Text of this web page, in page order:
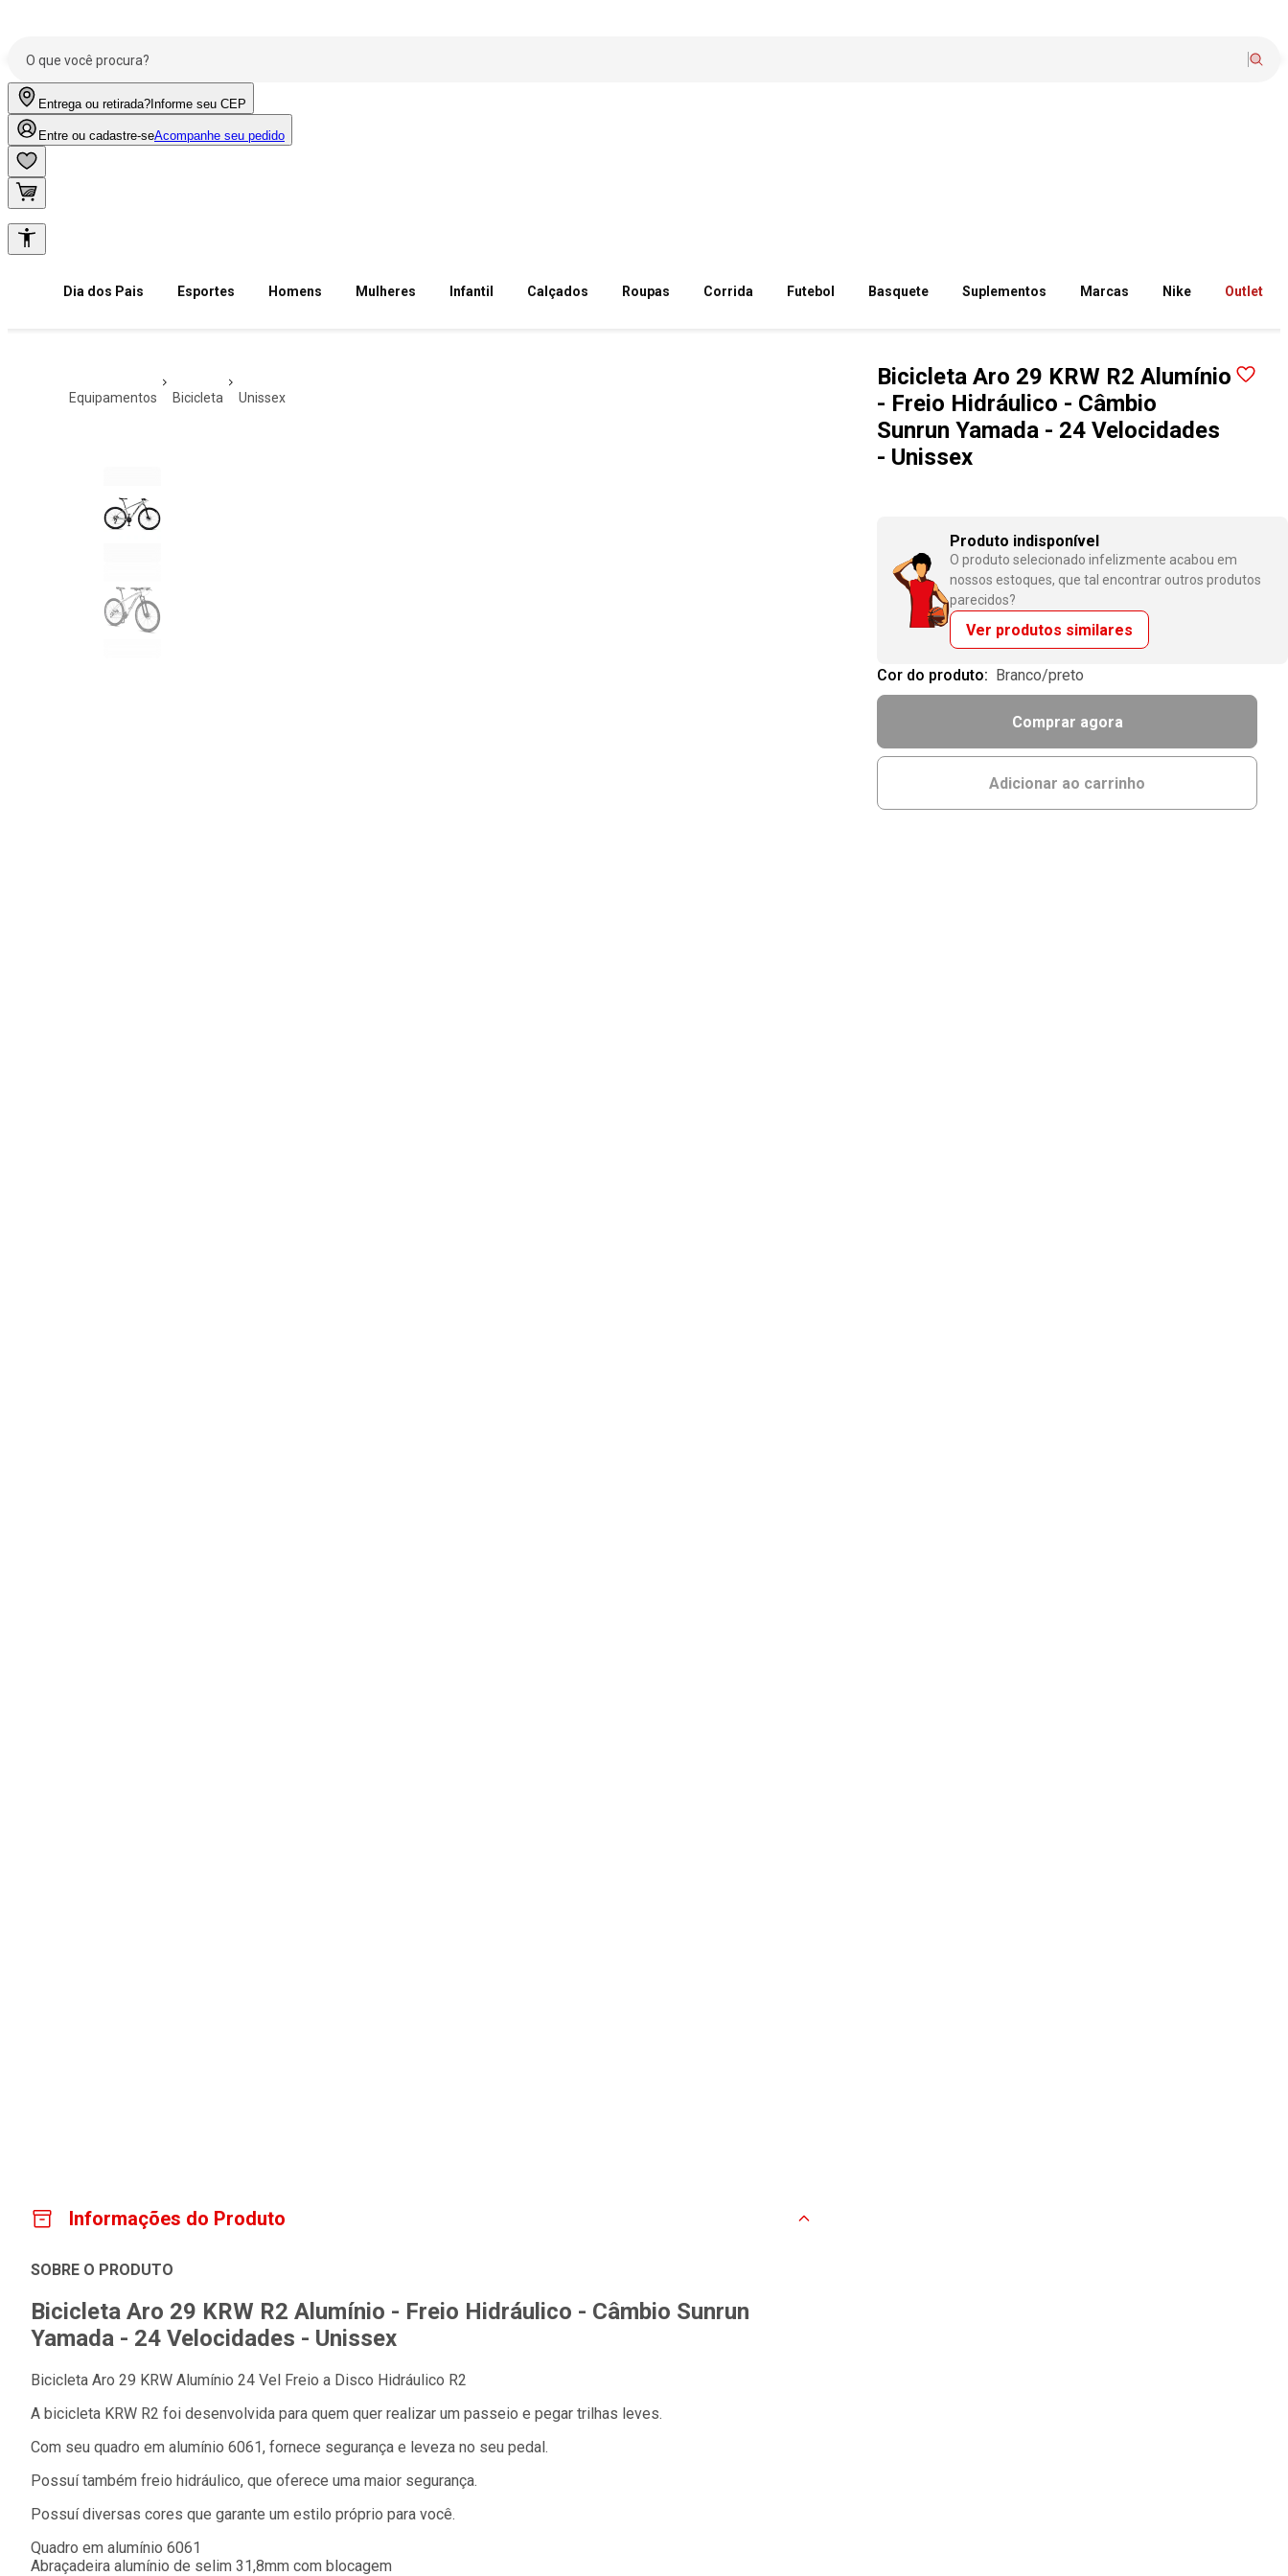
Entrega ou retirada? Informe seu CEP
Entre ou cadastre-seAcompanhe seu pedido
Dia dos Pais Esportes Homens Mulheres Infantil Calçados Roupas Corrida Futebol Basquete Suplementos Marcas Nike Outlet
equipamentos bicicleta unissex
Bicicleta Aro 29 KRW R2 Alumínio
- Freio Hidráulico - Câmbio
Sunrun Yamada - 24 Velocidades
- Unissex
Produto indisponível
O produto selecionado infelizmente acabou em
nossos estoques, que tal encontrar outros produtos
parecidos?
Ver produtos similares
Cor do produto: branco/preto
Comprar agora
Adicionar ao carrinho
Informações do Produto
SOBRE O PRODUTO
Bicicleta Aro 29 KRW R2 Alumínio - Freio Hidráulico - Câmbio Sunrun
Yamada - 24 Velocidades - Unissex
Bicicleta Aro 29 KRW Alumínio 24 Vel Freio a Disco Hidráulico R2
A bicicleta KRW R2 foi desenvolvida para quem quer realizar um passeio e pegar trilhas leves.
Com seu quadro em alumínio 6061, fornece segurança e leveza no seu pedal.
Possuí também freio hidráulico, que oferece uma maior segurança.
Possuí diversas cores que garante um estilo próprio para você.
Quadro em alumínio 6061
Abraçadeira alumínio de selim 31,8mm com blocagem